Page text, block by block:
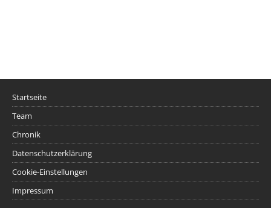
Startseite
Team
Chronik
Datenschutzerklärung
Cookie-Einstellungen
Impressum